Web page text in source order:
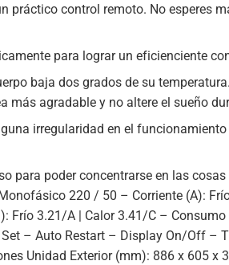
práctico control remoto. No esperes
para lograr un eficienciente
baja dos grados de su
más agradable y no altere el sueño
irregularidad en el
para poder concentrarse en las
220 / 50 – Corriente (A):
Frío 3.21/A | Calor 3.41/C –
– Auto Restart – Display On/Off –
Unidad Exterior (mm): 886 x 605 x